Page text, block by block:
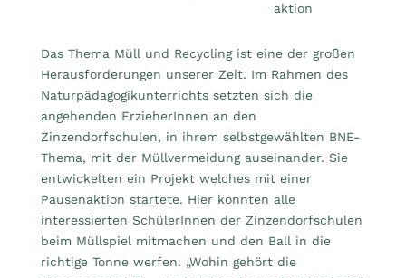
aktion
Das Thema Müll und Recycling ist eine der großen
Herausforderungen unserer Zeit. Im Rahmen des
Naturpädagogikunterrichts setzten sich die
angehenden ErzieherInnen an den
Zinzendorfschulen, in ihrem selbstgewählten BNE-
Thema, mit der Müllvermeidung auseinander. Sie
entwickelten ein Projekt welches mit einer
Pausenaktion startete. Hier konnten alle
interessierten SchülerInnen der Zinzendorfschulen
beim Müllspiel mitmachen und den Ball in die
richtige Tonne werfen. „Wohin gehört die